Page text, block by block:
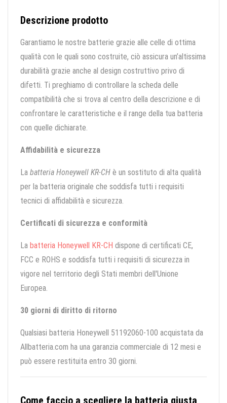
Descrizione prodotto
Garantiamo le nostre batterie grazie alle celle di ottima
qualità con le quali sono costruite, ciò assicura un’altissima
durabilità grazie anche al design costruttivo privo di
difetti. Ti preghiamo di controllare la scheda delle
compatibilità che si trova al centro della descrizione e di
confrontare le caratteristiche e il range della tua batteria
con quelle dichiarate.
Affidabilità e sicurezza
La batteria Honeywell KR-CH è un sostituto di alta qualità
per la batteria originale che soddisfa tutti i requisiti
tecnici di affidabilità e sicurezza.
Certificati di sicurezza e conformità
La batteria Honeywell KR-CH dispone di certificati CE,
FCC e ROHS e soddisfa tutti i requisiti di sicurezza in
vigore nel territorio degli Stati membri dell'Unione
Europea.
30 giorni di diritto di ritorno
Qualsiasi batteria Honeywell 51192060-100 acquistata da
Allbatteria.com ha una garanzia commerciale di 12 mesi e
può essere restituita entro 30 giorni.